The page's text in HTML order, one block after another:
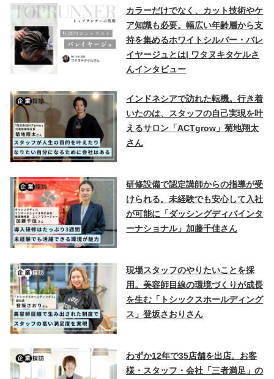
カラーだけでなく、カット技術やケ
ア知識も必要。幅広い年齢層から支
持を集めるホワイトシルバー・バレ
イヤージュとは| ワタヌキタケルさ
んインタビュー
インドネシアで訪れた転機。行き着
いたのは、スタッフの自己実現を叶
えるサロン「ACTgrow」菊地翔太
さん
研修設備で認定講師からの指導が受
けられる。未経験でも安心して入社
が可能に「ダッシングディバインタ
ーナショナル」加藤千佳さん
現場スタッフのやりたいことを採
用。美容師目線の環境づくりが成長
を生む「トシックスホールディング
ス」登坂さおりさん
わずか12年で35店舗を出店。お客
様・スタッフ・会社「三者満足」の